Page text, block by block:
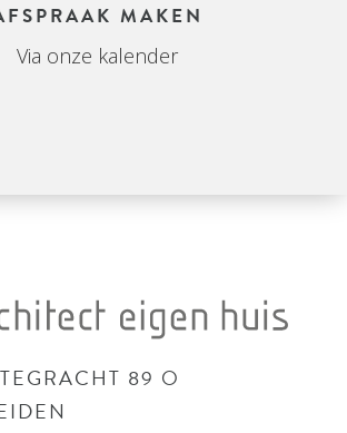
MAKEN
Via onze kalender
89 O